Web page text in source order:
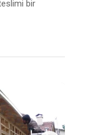
bir